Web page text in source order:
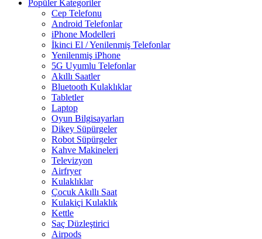
Popüler Kategoriler
Cep Telefonu
Android Telefonlar
iPhone Modelleri
İkinci El / Yenilenmiş Telefonlar
Yenilenmiş iPhone
5G Uyumlu Telefonlar
Akıllı Saatler
Bluetooth Kulaklıklar
Tabletler
Laptop
Oyun Bilgisayarları
Dikey Süpürgeler
Robot Süpürgeler
Kahve Makineleri
Televizyon
Airfryer
Kulaklıklar
Çocuk Akıllı Saat
Kulakiçi Kulaklık
Kettle
Saç Düzleştirici
Airpods